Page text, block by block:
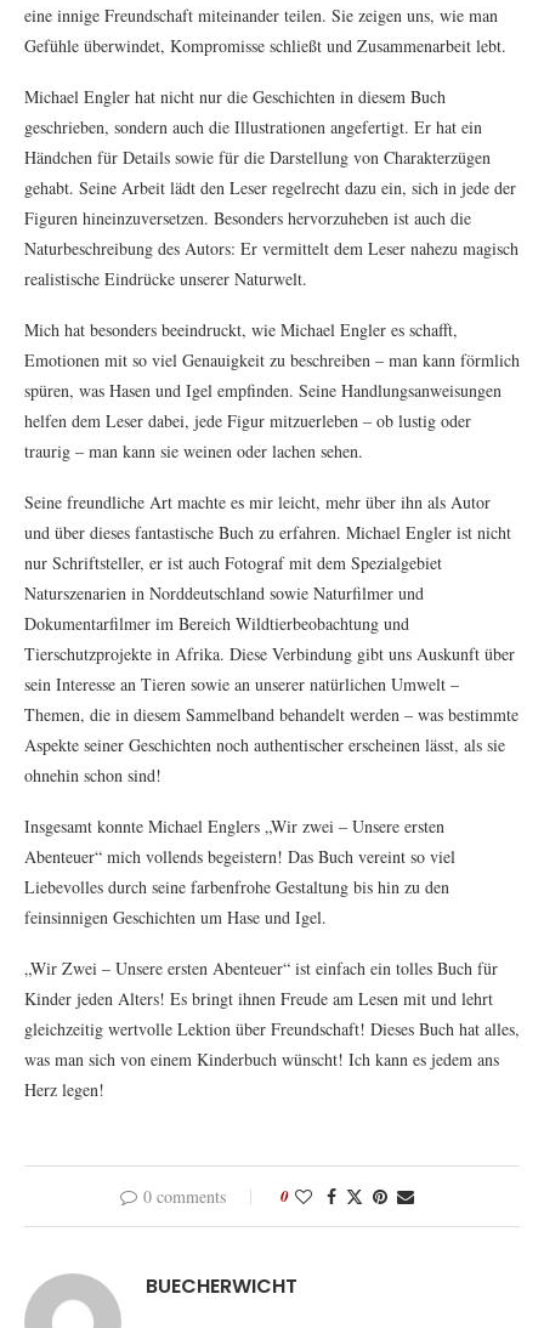
eine innige Freundschaft miteinander teilen. Sie zeigen uns, wie man
Gefühle überwindet, Kompromisse schließt und Zusammenarbeit lebt.
Michael Engler hat nicht nur die Geschichten in diesem Buch
geschrieben, sondern auch die Illustrationen angefertigt. Er hat ein
Händchen für Details sowie für die Darstellung von Charakterzügen
gehabt. Seine Arbeit lädt den Leser regelrecht dazu ein, sich in jede der
Figuren hineinzuversetzen. Besonders hervorzuheben ist auch die
Naturbeschreibung des Autors: Er vermittelt dem Leser nahezu magisch
realistische Eindrücke unserer Naturwelt.
Mich hat besonders beeindruckt, wie Michael Engler es schafft,
Emotionen mit so viel Genauigkeit zu beschreiben – man kann förmlich
spüren, was Hasen und Igel empfinden. Seine Handlungsanweisungen
helfen dem Leser dabei, jede Figur mitzuerleben – ob lustig oder
traurig – man kann sie weinen oder lachen sehen.
Seine freundliche Art machte es mir leicht, mehr über ihn als Autor
und über dieses fantastische Buch zu erfahren. Michael Engler ist nicht
nur Schriftsteller, er ist auch Fotograf mit dem Spezialgebiet
Naturszenarien in Norddeutschland sowie Naturfilmer und
Dokumentarfilmer im Bereich Wildtierbeobachtung und
Tierschutzprojekte in Afrika. Diese Verbindung gibt uns Auskunft über
sein Interesse an Tieren sowie an unserer natürlichen Umwelt –
Themen, die in diesem Sammelband behandelt werden – was bestimmte
Aspekte seiner Geschichten noch authentischer erscheinen lässt, als sie
ohnehin schon sind!
Insgesamt konnte Michael Englers „Wir zwei – Unsere ersten
Abenteuer“ mich vollends begeistern! Das Buch vereint so viel
Liebevolles durch seine farbenfrohe Gestaltung bis hin zu den
feinsinnigen Geschichten um Hase und Igel.
„Wir Zwei – Unsere ersten Abenteuer“ ist einfach ein tolles Buch für
Kinder jeden Alters! Es bringt ihnen Freude am Lesen mit und lehrt
gleichzeitig wertvolle Lektion über Freundschaft! Dieses Buch hat alles,
was man sich von einem Kinderbuch wünscht! Ich kann es jedem ans
Herz legen!
0 comments 0
BUECHERWICHT